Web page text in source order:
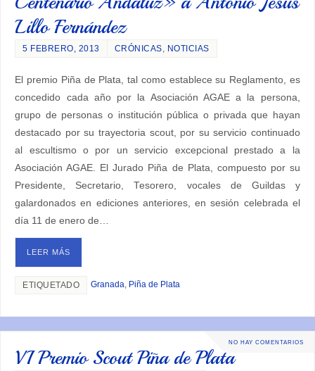
Lillo Fernández
5 FEBRERO, 2013 CRÓNICAS NOTICIAS
El premio Piña de Plata, tal como establece su Reglamento, es
concedido cada año por la Asociación AGAE a la persona,
grupo de personas o institución pública o privada que hayan
destacado por su trayectoria scout, por su servicio continuado
al escultismo o por un servicio excepcional prestado a la
Asociación AGAE. El Jurado Piña de Plata, compuesto por su
Presidente, Secretario, Tesorero, vocales de Guildas y
galardonados en ediciones anteriores, en sesión celebrada el
día 11 de enero de…
LEER MÁS
ETIQUETADO Granada Piña de Plata
NO HAY COMENTARIOS
VI Premio Scout Piña de Plata